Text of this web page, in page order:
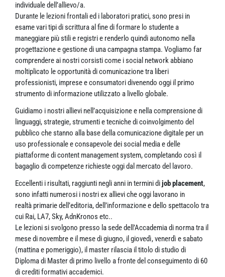
individuale dell’allievo/a.
Durante le lezioni frontali ed i laboratori pratici, sono presi in
esame vari tipi di scrittura al fine di formare lo studente a
maneggiare più stili e registri e renderlo quindi autonomo nella
progettazione e gestione di una campagna stampa. Vogliamo far
comprendere ai nostri corsisti come i social network abbiano
moltiplicato le opportunità di comunicazione tra liberi
professionisti, imprese e consumatori divenendo oggi il primo
strumento di informazione utilizzato a livello globale.
Guidiamo i nostri allievi nell’acquisizione e nella comprensione di
linguaggi, strategie, strumenti e tecniche di coinvolgimento del
pubblico che stanno alla base della comunicazione digitale per un
uso professionale e consapevole dei social media e delle
piattaforme di content management system, completando così il
bagaglio di competenze richieste oggi dal mercato del lavoro.
Eccellenti i risultati, raggiunti negli anni in termini dijob placement,
sono infatti numerosi i nostri ex allievi che oggi lavorano in
realtà primarie dell’editoria, dell’informazione e dello spettacolo tra
cui Rai, LA7, Sky, AdnKronos etc..
Le lezioni si svolgono presso la sede dell’Accademia di norma tra il
mese di novembre e il mese di giugno, il giovedì, venerdì e sabato
(mattina e pomeriggio), il master rilascia il titolo di studio di
Diploma di Master di primo livello a fronte del conseguimento di 60
di crediti formativi accademici.